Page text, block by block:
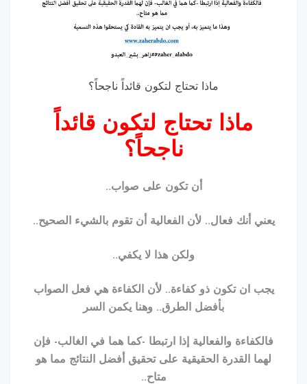
ماذا تحتاج لتكون قائداً ناجحاً؟
ماذا تحتاج لتكون قائداً
ناجحاً؟
أن تكون على صواب..
أنك فعال.. لأن الفعالية أن تقوم بالشيء الصحيح ..
ولكن هذا لا يكفي..
ان تكون ذو كفاءة.. لأن الكفاءة هي فعل الصواب
بأفضل الطرق.. وهنا يكمن السر
والفعالية إذا ارتبطا -كما هما في الغالب- فإن
القدرة الحقيقية على تحقيق أفضل النتائج مما هو